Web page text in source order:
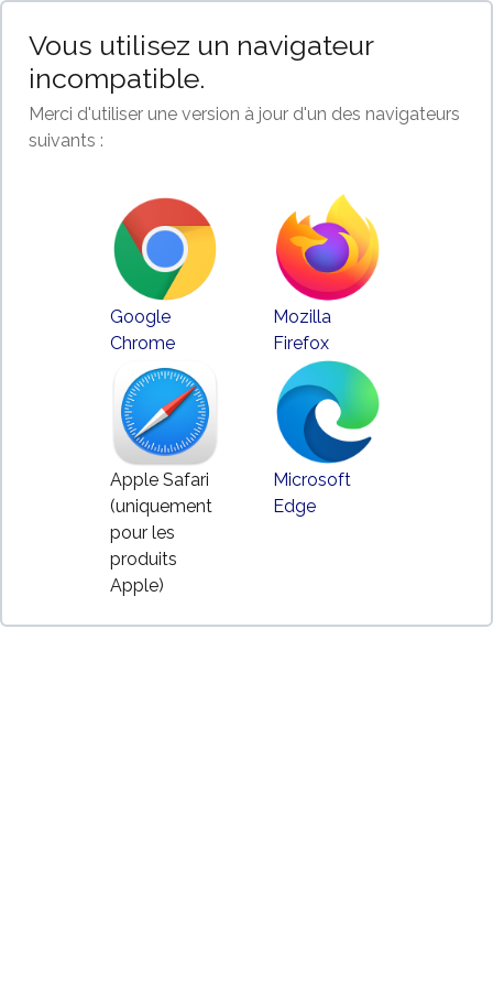
Vous utilisez un navigateur
incompatible.
Merci d'utiliser une version à jour d'un des navigateurs
suivants :
Google
Chrome
Mozilla
Firefox
Apple Safari
(uniquement
pour les
produits
Apple)
Microsoft
Edge